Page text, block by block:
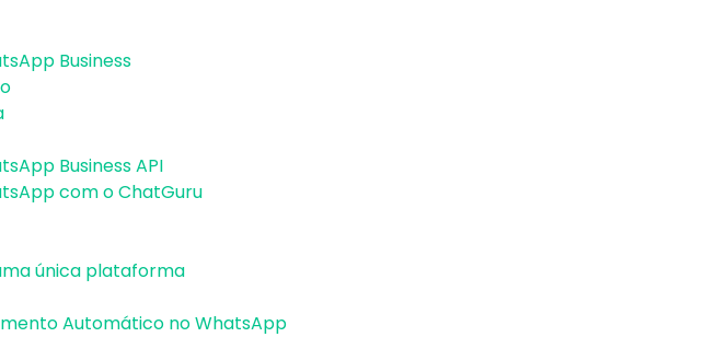
Business
Business API
com o ChatGuru
única plataforma
Automático no WhatsApp